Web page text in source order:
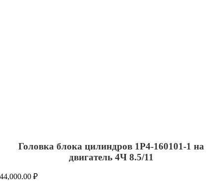
Головка блока цилиндров 1Р4-160101-1 на
двигатель 4Ч 8.5/11
44,000.00₽